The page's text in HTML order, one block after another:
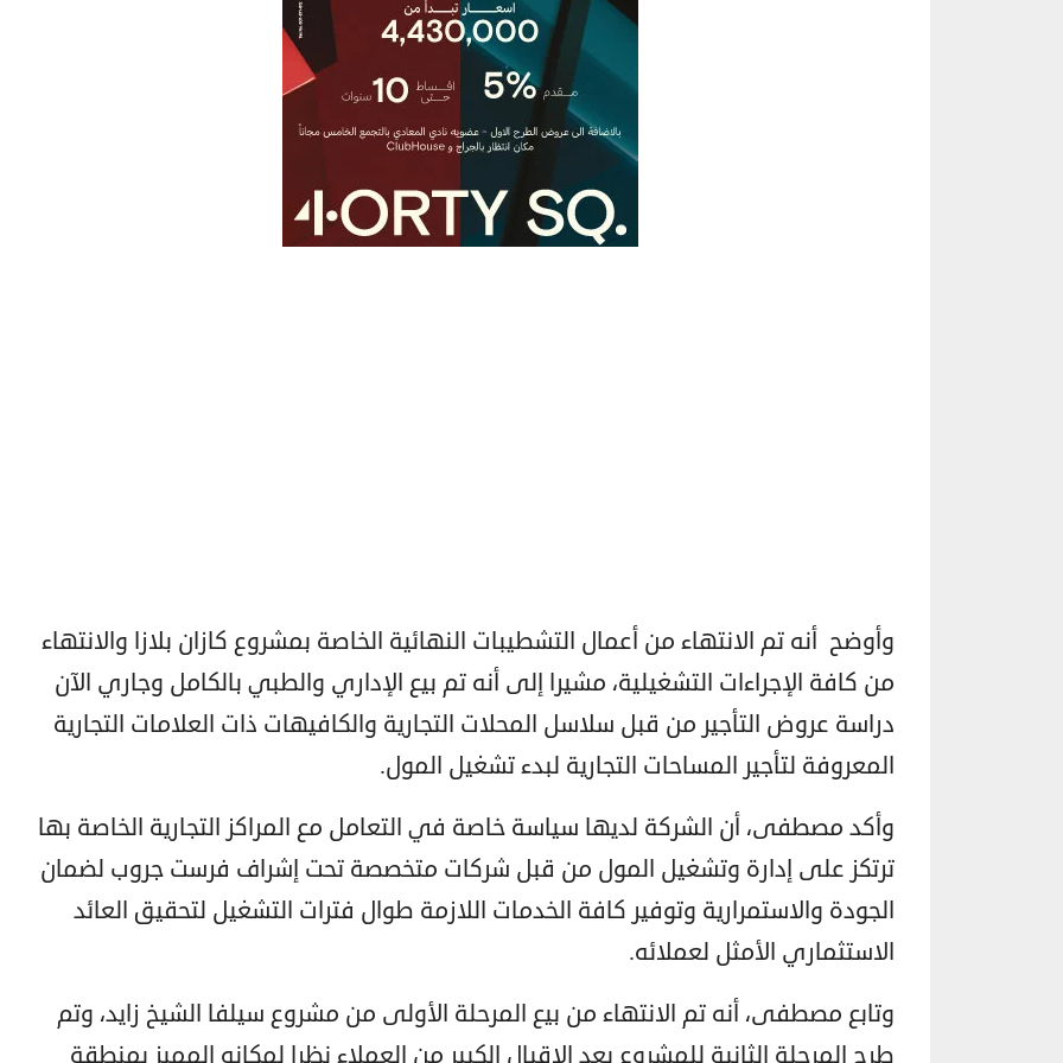
وأوضح أنه تم الانتهاء من أعمال التشطيبات النهائية الخاصة بمشروع كازان بلازا والانتهاء
من كافة الإجراءات التشغيلية، مشيرا إلى أنه تم بيع الإداري والطبي بالكامل وجاري الآن
دراسة عروض التأجير من قبل سلاسل المحلات التجارية والكافيهات ذات العلامات التجارية
المعروفة لتأجير المساحات التجارية لبدء تشغيل المول.
وأكد مصطفى، أن الشركة لديها سياسة خاصة في التعامل مع المراكز التجارية الخاصة بها
ترتكز على إدارة وتشغيل المول من قبل شركات متخصصة تحت إشراف فرست جروب لضمان
الجودة والاستمرارية وتوفير كافة الخدمات اللازمة طوال فترات التشغيل لتحقيق العائد
الاستثماري الأمثل لعملائه.
وتابع مصطفى، أنه تم الانتهاء من بيع المرحلة الأولى من مشروع سيلفا الشيخ زايد، وتم
طرح المرحلة الثانية للمشروع بعد الإقبال الكبير من العملاء نظرا لمكانه المميز بمنطقة